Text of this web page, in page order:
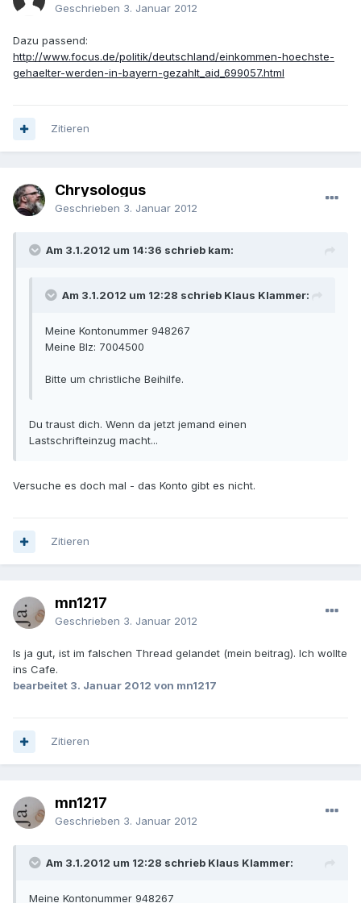
Geschrieben 3. Januar 2012
Dazu passend:
http://www.focus.de/politik/deutschland/einkommen-hoechste-
gehaelter-werden-in-bayern-gezahlt_aid_699057.html
Zitieren
Chrysologus
Geschrieben 3. Januar 2012
Am 3.1.2012 um 14:36 schrieb kam:
Am 3.1.2012 um 12:28 schrieb Klaus Klammer:
Meine Kontonummer 948267
Meine Blz: 7004500
Bitte um christliche Beihilfe.
Du traust dich. Wenn da jetzt jemand einen
Lastschrifteinzug macht...
Versuche es doch mal - das Konto gibt es nicht.
Zitieren
mn1217
Geschrieben 3. Januar 2012
Is ja gut, ist im falschen Thread gelandet (mein beitrag). Ich wollte
ins Cafe.
bearbeitet 3. Januar 2012 von mn1217
Zitieren
mn1217
Geschrieben 3. Januar 2012
Am 3.1.2012 um 12:28 schrieb Klaus Klammer:
Meine Kontonummer 948267